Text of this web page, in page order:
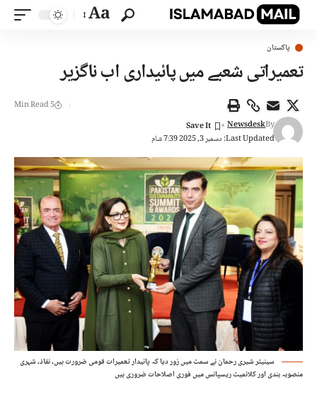
Aa
پاکستان
تعمیراتی شعبے میں پائیداری اب ناگزیر
Last Updated: دسمبر 3, 2025 7:39 شام
By
Newsdesk
5 Min Read
سینیٹر شیری رحمان نے سمٹ میں زور دیا کہ پائیدار تعمیرات قومی ضرورت ہیں، نفاذ، شہری
منصوبہ بندی اور کلائمیٹ ریسپانس میں فوری اصلاحات ضروری ہیں